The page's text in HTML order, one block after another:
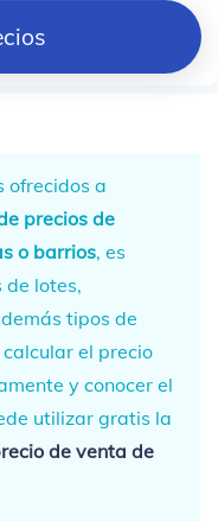
ofrecidos a
precios de
o barrios, es
de lotes,
tipos de
el precio
y conocer el
utilizar gratis la
de venta de